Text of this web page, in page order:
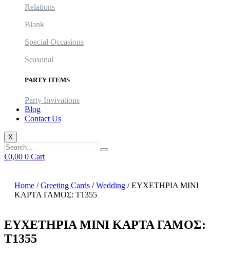
Relations
Blank
Special Occasions
Seasonal
PARTY ITEMS
Party Invivations
Blog
Contact Us
X
€0,00 0 Cart
Home /Greeting Cards /Wedding / ΕΥΧΕΤΗΡΙΑ MINI
ΚΑΡΤΑ ΓΑΜΟΣ: T1355
ΕΥΧΕΤΗΡΙΑ MINI ΚΑΡΤΑ ΓΑΜΟΣ:
T1355